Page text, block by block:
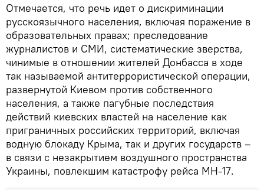
Отмечается, что речь идет о дискриминации
русскоязычного населения, включая поражение в
образовательных правах; преследование
журналистов и СМИ, систематические зверства,
чинимые в отношении жителей Донбасса в ходе
так называемой антитеррористической операции,
развернутой Киевом против собственного
населения, а также пагубные последствия
действий киевских властей на население как
приграничных российских территорий, включая
водную блокаду Крыма, так и других государств –
в связи с незакрытием воздушного пространства
Украины, повлекшим катастрофу рейса МН-17.